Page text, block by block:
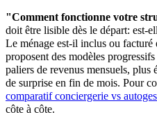
"Comment fonctionne votre
doit être lisible dès le départ: est-
Le ménage est-il inclus ou facturé
proposent des modèles
paliers de revenus mensuels,
de surprise en fin de mois. Pour
comparatif conciergerie vs
côte à côte.